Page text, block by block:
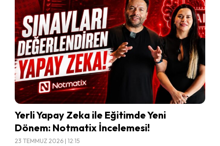
Yerli Yapay Zeka ile Eğitimde Yeni
Dönem: Notmatix İncelemesi!
23 TEMMUZ 2026 | 12:15